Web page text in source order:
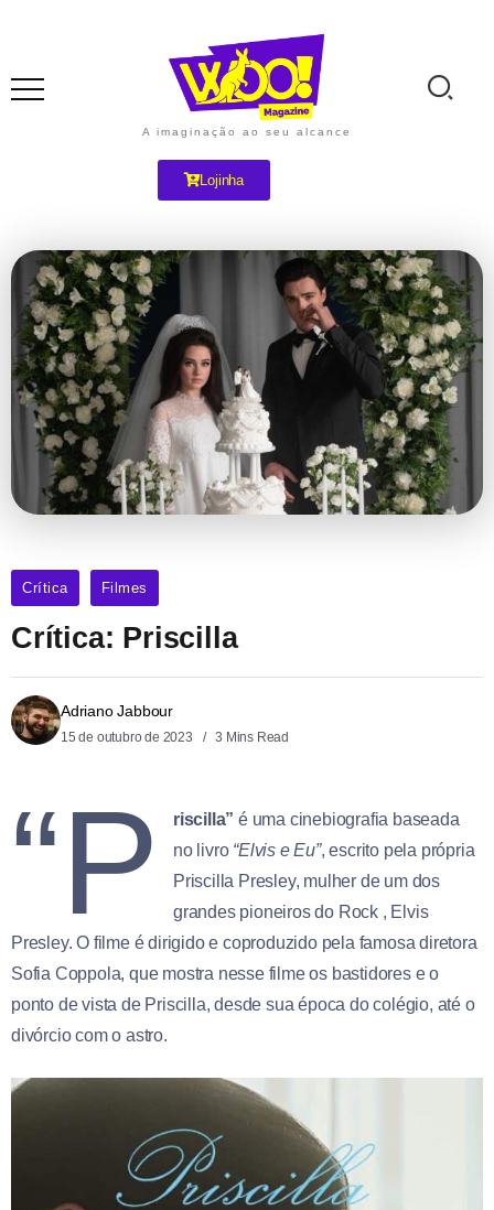
A imaginação ao seu alcance
Lojinha
Crítica Filmes
Crítica: Priscilla
Adriano Jabbour
15 de outubro de 2023 3 Mins Read
“P riscilla” é uma cinebiografia baseada
no livro “Elvis e Eu”, escrito pela própria
Priscilla Presley, mulher de um dos
grandes pioneiros do Rock , Elvis
Presley. O filme é dirigido e coproduzido pela famosa diretora
Sofia Coppola, que mostra nesse filme os bastidores e o
ponto de vista de Priscilla, desde sua época do colégio, até o
divórcio com o astro.